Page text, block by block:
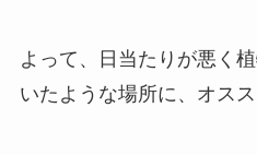
よって、日当たりが悪く
いたような場所に、オス